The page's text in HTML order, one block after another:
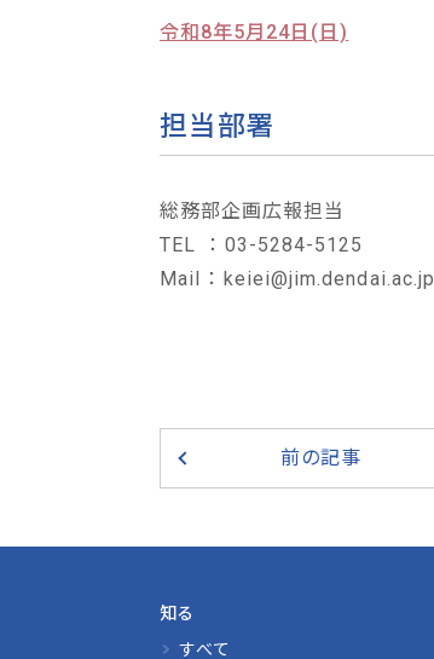
令和8年5月24日(日)
担当部署
総務部企画広報担当
TEL ： 03-5284-5125
Mail ： keiei@jim.dendai.ac.jp
前の記事
知る
すべて